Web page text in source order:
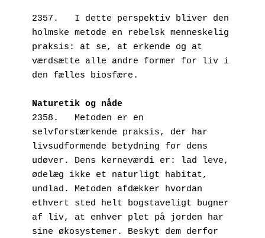
2357.   I dette perspektiv bliver den
holmske metode en rebelsk menneskelig
praksis: at se, at erkende og at
værdsætte alle andre former for liv i
den fælles biosfære.
Naturetik og nåde
2358.   Metoden er en
selvforstærkende praksis, der har
livsudformende betydning for dens
udøver. Dens kerneværdi er: lad leve,
ødelæg ikke et naturligt habitat,
undlad. Metoden afdækker hvordan
ethvert sted helt bogstaveligt bugner
af liv, at enhver plet på jorden har
sine økosystemer. Beskyt dem derfor